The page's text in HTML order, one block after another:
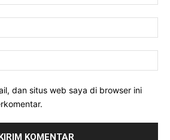
dan situs web saya di browser ini